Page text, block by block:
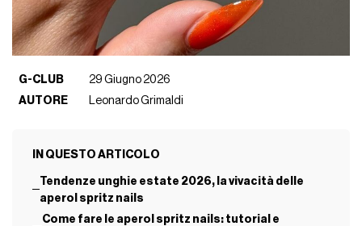
G-CLUB
29 Giugno 2026
AUTORE
Leonardo Grimaldi
IN QUESTO ARTICOLO
Tendenze unghie estate 2026, la vivacità delle
aperol spritz nails
Come fare le aperol spritz nails: tutorial e